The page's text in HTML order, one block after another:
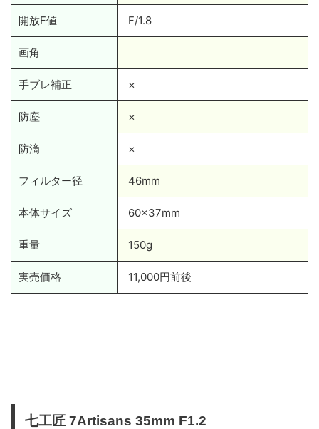
開放F値 F/1.8
画角
手ブレ補正 ×
防塵 ×
防滴 ×
フィルター径 46mm
本体サイズ 60×37mm
重量 150g
実売価格 11,000円前後
七工匠 7Artisans 35mm F1.2